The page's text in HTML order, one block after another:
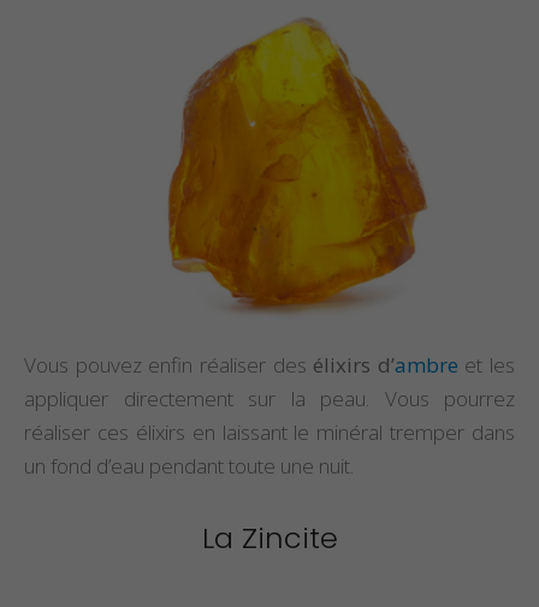
Vous pouvez enfin réaliser des élixirs d’ambre et les
appliquer directement sur la peau. Vous pourrez
réaliser ces élixirs en laissant le minéral tremper dans
un fond d’eau pendant toute une nuit.
La Zincite